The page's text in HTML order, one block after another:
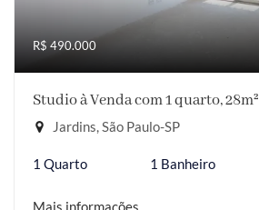
R$ 490.000
Studio à Venda com 1 quarto, 28m²
Jardins, São Paulo-SP
1 Quarto 1 Banheiro
Mais informações